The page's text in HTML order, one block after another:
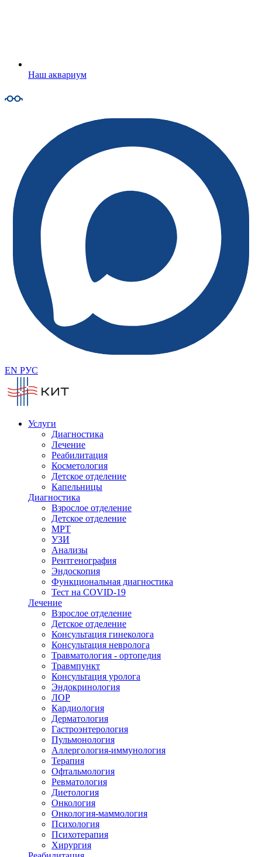
Наш аквариум
EN РУС
Услуги
Диагностика
Лечение
Реабилитация
Косметология
Детское отделение
Капельницы
Диагностика
Взрослое отделение
Детское отделение
МРТ
УЗИ
Анализы
Рентгенография
Эндоскопия
Функциональная диагностика
Тест на COVID-19
Лечение
Взрослое отделение
Детское отделение
Консультация гинеколога
Консультация невролога
Травматология - ортопедия
Травмпункт
Консультация уролога
Эндокринология
ЛОР
Кардиология
Дерматология
Гастроэнтерология
Пульмонология
Аллергология-иммунология
Терапия
Офтальмология
Ревматология
Диетология
Онкология
Онкология-маммология
Психология
Психотерапия
Хирургия